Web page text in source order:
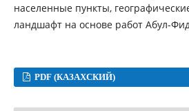
населенные пункты,
ландшафт на основе работ Абул-
PDF (КАЗАХСКИЙ)